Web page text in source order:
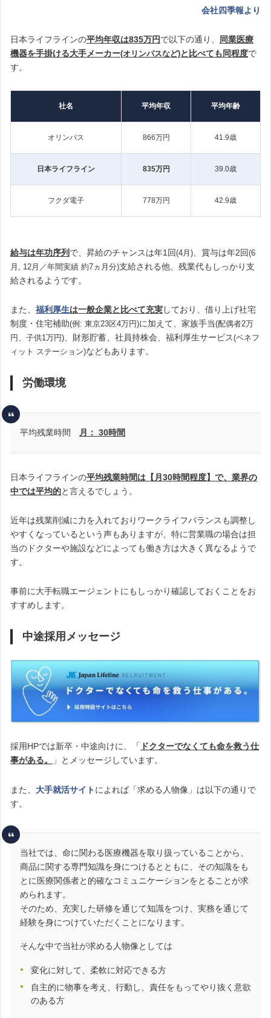
会社四季報より
日本ライフラインの平均年収は835万円で以下の通り、
同業医療
機器を手掛ける大手メーカー(オリンパスなど)と比べても同程度で
す。
社名 平均年収 平均年齢
オリンパス 866万円 41.9歳
日本ライフライン 835万円 39.0歳
フクダ電子 778万円 42.9歳
給与は年功序列 で、昇給のチャンスは年1回(4月 ) 、賞与は年2回(6
月, 12月／年間実績 約7ヵ月分)支給される他、残業代もしっかり支
給されるようです。
また、 福利厚生は一般企業と比べて充実しており、借り上げ社宅
制度・住宅補助(例: 東京23区4万円)に加えて、家族手当(配偶者2万
円、子供1万円) 、財形貯蓄、社員持株会、福利厚生サービス(ベネフ
ィット ステーション)などもあります。
労働環境
平均残業時間 月： 30時間
日本ライフラインの平均残業時間は【月30時間程度】で、業界の
中では平均的と言えるでしょう。
近年は残業削減に力を入れておりワークライフバランスも調整し
やすくなっているという声もありますが、特に営業職の場合は担
当のドクターや施設などによっても働き方は大きく異なるようで
す。
事前に大手転職エージェントにもしっかり確認しておくことをお
すすめします。
中途採用メッセージ
採用HPでは新卒・中途向けに、「 ドクターでなくても命を救う仕
事がある。
」とメッセージしています。
また、 大手就活サイトによれば「求める人物像」は以下の通りで
す。
当社では、命に関わる医療機器を取り扱っていることから、
商品に関する専門知識を身につけるとともに、その知識をも
とに医療関係者と的確なコミュニケーションをとることが求
められます。
そのため、充実した研修を通じて知識をつけ、実務を通じて
経験を身につけていただくことになります。
そんな中で当社が求める人物像としては
変化に対して、柔軟に対応できる方
自主的に物事を考え、行動し、責任をもってやり抜く意欲
のある方